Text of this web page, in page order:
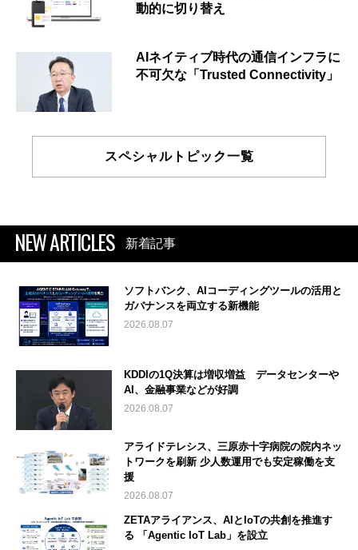
動的に切り替え
AIネイティブ時代の通信インフラに
不可欠な「Trusted Connectivity」
スペシャルトピック一覧
NEW ARTICLES 新着記事
ソフトバンク、AIコーディングツールの活用と
ガバナンスを両立する新機能
2026.08.07
KDDIの1Q決算は増収増益 データセンターや
AI、金融事業などが好調
2026.08.07
アライドテレシス、三原赤十字病院の院内ネッ
トワークを刷新 少人数運用でも安定稼働を支
援
2026.08.07
ZETAアライアンス、AIとIoTの共創を推進す
る 「Agentic IoT Lab」を設立